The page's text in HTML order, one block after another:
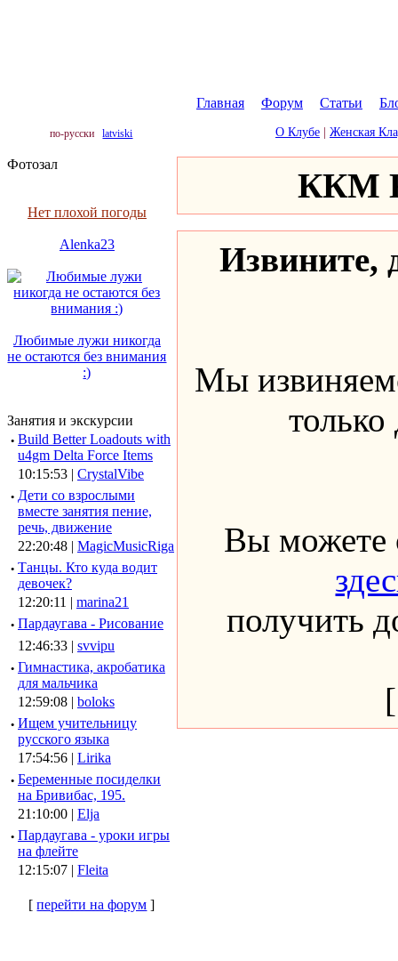
Главная Форум Статьи
по-русски latviski О Клубе Женская
Фотозал
Нет плохой погоды
Alenka23
Любимые лужи никогда
не остаются без внимания
:)
Занятия и экскурсии
· Build Better Loadouts with
u4gm Delta Force Items
10:15:53 | CrystalVibe
· Дети со взрослыми
вместе занятия пение,
речь, движение
22:20:48 | MagicMusicRiga
· Танцы. Кто куда водит
девочек?
12:20:11 | marina21
· Пардаугава - Рисование
12:46:33 | svvipu
· Гимнастика, акробатика
для мальчика
12:59:08 | boloks
· Ищем учительницу
русского языка
17:54:56 | Lirika
· Беременные посиделки
на Бривибас, 195.
21:10:00 | Elja
· Пардаугава - уроки игры
на флейте
12:15:07 | Fleita
[перейти на форум ]
ККМ
Извините,
Мы
Вы можете
получить